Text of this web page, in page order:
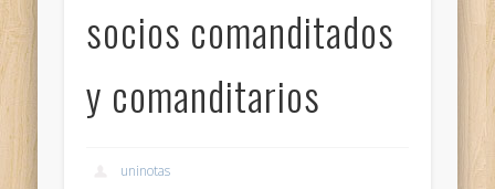
socios comanditados
y comanditarios
uninotas